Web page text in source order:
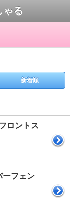
る
新着順
ロントス
フェン